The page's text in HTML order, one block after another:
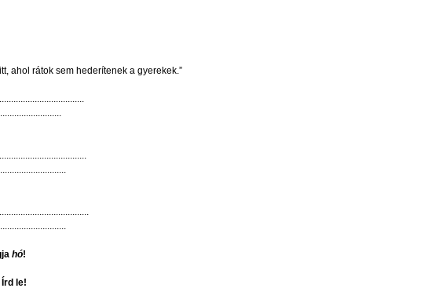
itt, ahol rátok sem hederítenek a gyerekek.”
hó!
le!